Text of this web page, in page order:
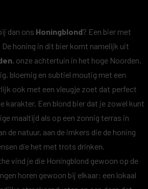
dan ons Honingblond? Een bier met
honing in dit bier komt namelijk uit
, onze achtertuin in het hoge Noorden.
bloemig en subtiel moutig met een
ook met een vleugje zoet dat perfect
karakter. Een blond bier dat je zowel kunt
maaltijd als op een zonnig terras in
de natuur, aan de imkers die de honing
die het met trots drinken.
vind je die Honingblond gewoon op de
horen gewoon bij elkaar: een lokaal